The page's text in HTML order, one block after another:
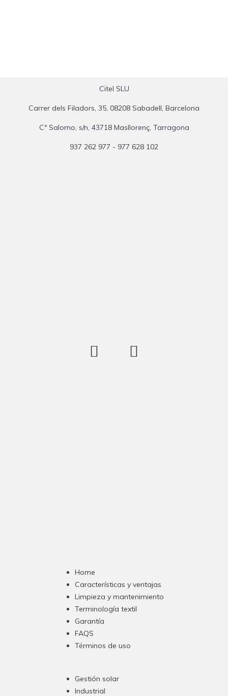
Citel SLU
Carrer dels Filadors, 35, 08208 Sabadell, Barcelona
Cª Salomo, s/n, 43718 Masllorenç, Tarragona
937 262 977 - 977 628 102
Home
Características y ventajas
Limpieza y mantenimiento
Terminología textil
Garantía
FAQS
Términos de uso
Gestión solar
Industrial